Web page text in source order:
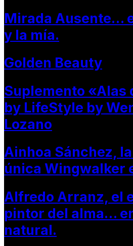
Mirada Ausente…
y la mía.
Golden Beauty
Suplemento «Alas
by LifeStyle by
Lozano
Ainhoa Sánchez,
única Wingwalker
Alfredo Arranz, el
pintor del alma…
natural.